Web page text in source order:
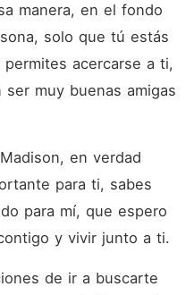
manera, en el fondo
solo que tú estás
acercarse a ti,
muy buenas amigas
en verdad
para ti, sabes
para mí, que espero
y vivir junto a ti.
de ir a buscarte